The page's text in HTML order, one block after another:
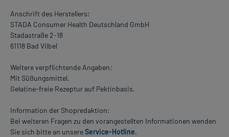
Anschrift des Herstellers:
STADA Consumer Health Deutschland GmbH
Stadastraße 2-18
61118 Bad Vilbel
Weitere verpflichtende Angaben:
Mit Süßungsmittel.
Gelatine-freie Rezeptur auf Pektinbasis.
Information der Shopredaktion:
Bei weiteren Fragen zu den vorangestellten Informationen wenden
Sie sich bitte an unsereService-Hotline.